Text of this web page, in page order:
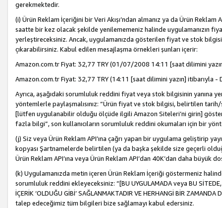
gerekmektedir.
(i) Ürün Reklam İçeriğini bir Veri Akışı’ndan almanız ya da Ürün
saatte bir kez olacak şekilde yenilememeniz halinde uygulamanızın
yerleştireceksiniz. Ancak, uygulamanızda gösterilen fiyat ve stok
çıkarabilirsiniz. Kabul edilen mesajlaşma örnekleri şunları içerir:
Amazon.com.tr Fiyat: 32,77 TRY (01/07/2008 14:11 [saat dilimini
Amazon.com.tr Fiyat: 32,77 TRY (14:11 [saat dilimini yazın] itibarıyla -
Ayrıca, aşağıdaki sorumluluk reddini fiyat veya stok bilgisinin yanına
yöntemlerle paylaşmalısınız: “Ürün fiyat ve stok bilgisi, belirtilen
[lütfen uygulanabilir olduğu ölçüde ilgili Amazon Siteleri’ni girin]
fazla bilgi”, son kullanıcıların sorumluluk reddini okumaları için bir
(j) Siz veya Ürün Reklam API’ına çağrı yapan bir uygulama geliştirip
kopyası Şartnamelerde belirtilen (ya da başka şekilde size geçerli
Ürün Reklam API’ına veya Ürün Reklam API’dan 40K’dan daha büyük
(k) Uygulamanızda metin içeren Ürün Reklam İçeriği göstermeniz
sorumluluk reddini ekleyeceksiniz: “[BU UYGULAMADA veya BU SİTEDE,
İÇERİK ‘OLDUĞU GİBİ’ SAĞLANMAKTADIR VE HERHANGİ BİR
talep edeceğimiz tüm bilgileri bize sağlamayı kabul edersiniz.